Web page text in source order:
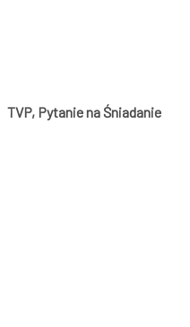
TVP, Pytanie na Śniadanie